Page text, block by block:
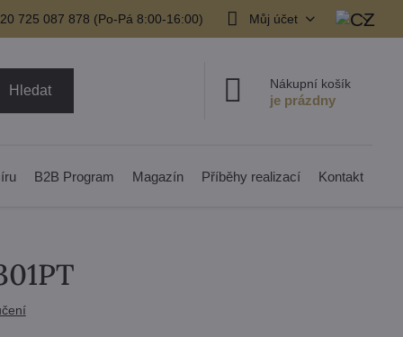
725 087 878​ (Po-Pá 8:00-16:00) Můj účet
Hledat Nákupní košík
B2B Program Magazín Příběhy realizací Kontakt